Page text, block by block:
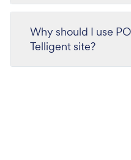
Why should I use
Telligent site?